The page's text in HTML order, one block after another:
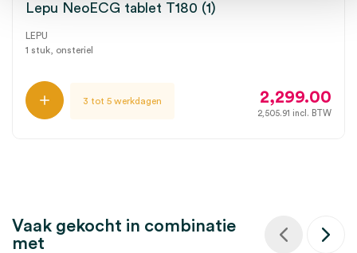
Lepu NeoECG tablet T180 (1)
LEPU
1 stuk, onsteriel
3 tot 5 werkdagen 2,299.00
2,505.91 incl. BTW
Vaak gekocht in combinatie
met